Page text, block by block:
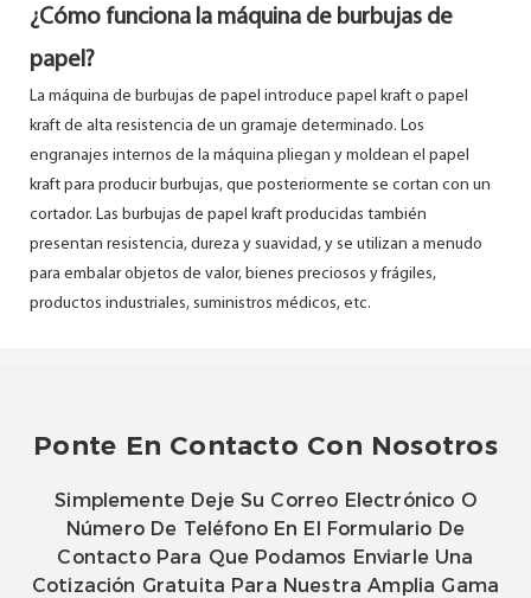
¿Cómo funciona la máquina de burbujas de
papel?
La máquina de burbujas de papel introduce papel kraft o papel
kraft de alta resistencia de un gramaje determinado. Los
engranajes internos de la máquina pliegan y moldean el papel
kraft para producir burbujas, que posteriormente se cortan con un
cortador. Las burbujas de papel kraft producidas también
presentan resistencia, dureza y suavidad, y se utilizan a menudo
para embalar objetos de valor, bienes preciosos y frágiles,
productos industriales, suministros médicos, etc.
Ponte En Contacto Con Nosotros
Simplemente Deje Su Correo Electrónico O
Número De Teléfono En El Formulario De
Contacto Para Que Podamos Enviarle Una
Cotización Gratuita Para Nuestra Amplia Gama